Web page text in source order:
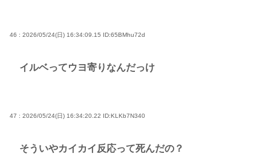
46 : 2026/05/24(日) 16:34:09.15 ID:65BMhu72d
イルベってウヨ寄りなんだっけ
47 : 2026/05/24(日) 16:34:20.22 ID:KLKb7N340
そういやカイカイ反応って死んだの？